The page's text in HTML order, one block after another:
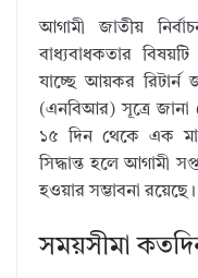
আগামী জাতীয়
বাধ্যবাধকতার
যাচ্ছে আয়কর রিটার্ন
(এনবিআর) সূত্রে জানা
১৫ দিন থেকে এক
সিদ্ধান্ত হলে আগামী
হওয়ার সম্ভাবনা রয়েছে।
সময়সীমা